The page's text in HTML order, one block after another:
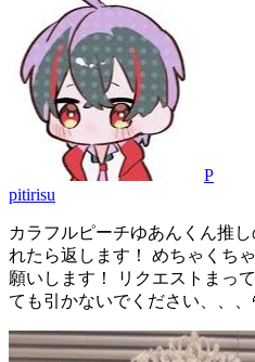
P
pitirisu
カラフルピーチゆあんくん推
れたら返します！ めちゃくち
願いします！ リクエストまっ
ても引かないでください、、、